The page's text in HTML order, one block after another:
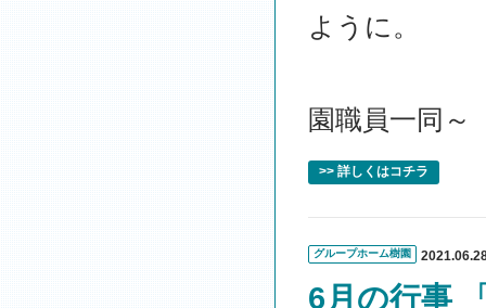
ように。
園職員一同～
>> 詳しくはコチラ
グループホーム樹園
6月の行事